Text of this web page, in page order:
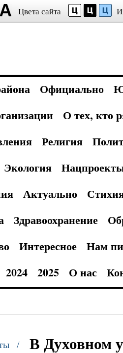
Цвета сайта
Официально
О тех, кто
Религия
Экология
Актуально
Здравоохранение
Интересное Нам
2024 2025 О нас
/
В Духовном